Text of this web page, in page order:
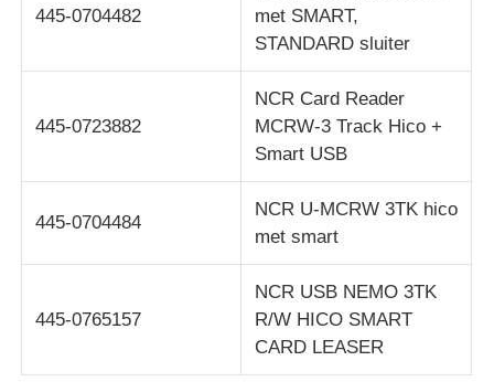
445-0704482
met SMART,
STANDARD sluiter
445-0723882
NCR Card Reader
MCRW-3 Track Hico +
Smart USB
445-0704484
NCR U-MCRW 3TK hico
met smart
445-0765157
NCR USB NEMO 3TK
R/W HICO SMART
CARD LEASER